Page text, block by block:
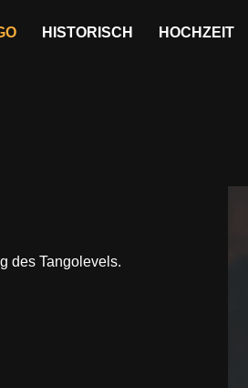
HISTORISCH HOCHZEIT
des Tangolevels.